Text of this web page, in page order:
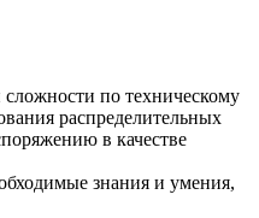
по техническому
распределительных
в качестве
знания и умения,